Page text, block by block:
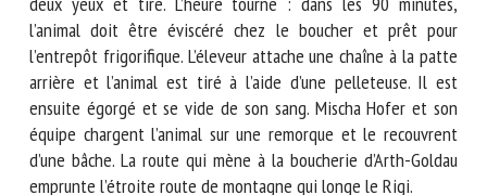
entre ses deux yeux et tire. L’heure tourne : dans les 90
minutes, l’animal doit être éviscéré chez le boucher et prêt
pour l’entrepôt frigorifique. L’éleveur attache une chaîne à la
patte arrière et l’animal est tiré à l’aide d’une pelleteuse. Il
est ensuite égorgé et se vide de son sang. Mischa Hofer et
son équipe chargent l’animal sur une remorque et le
recouvrent d’une bâche. La route qui mène à la boucherie